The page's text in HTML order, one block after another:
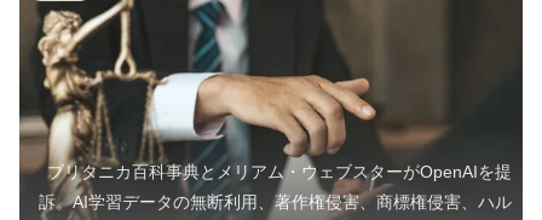
ブリタニカ百科事典とメリアム・ウェブスターがOpenAIを提
訴。AI学習データの無断利用、著作権侵害、商標権侵害、ハル